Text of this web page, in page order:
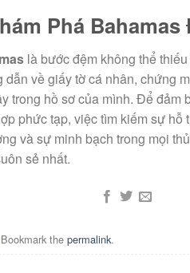
Phá
là bước đệm không thể
về giấy tờ cá nhân, chứng
trong hồ sơ của mình. Để đảm
phức tạp, việc tìm kiếm sự
và sự minh bạch trong mọi
sẻ nhất.
the permalink.